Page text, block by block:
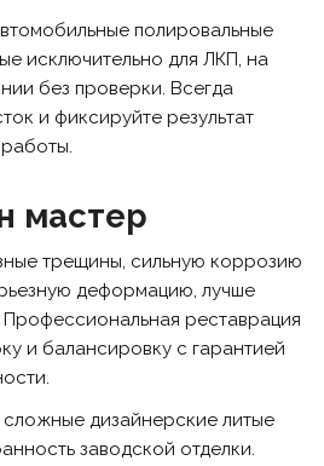
полировальные
исключительно для ЛКП, на
без проверки. Всегда
и фиксируйте результат
мастер
трещины, сильную коррозию
деформацию, лучше
реставрация
и балансировку с гарантией
дизайнерские литые
заводской отделки.